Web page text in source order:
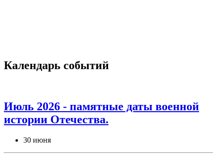
Календарь событий
Июль 2026 - памятные даты военной
истории Отечества.
30 июня